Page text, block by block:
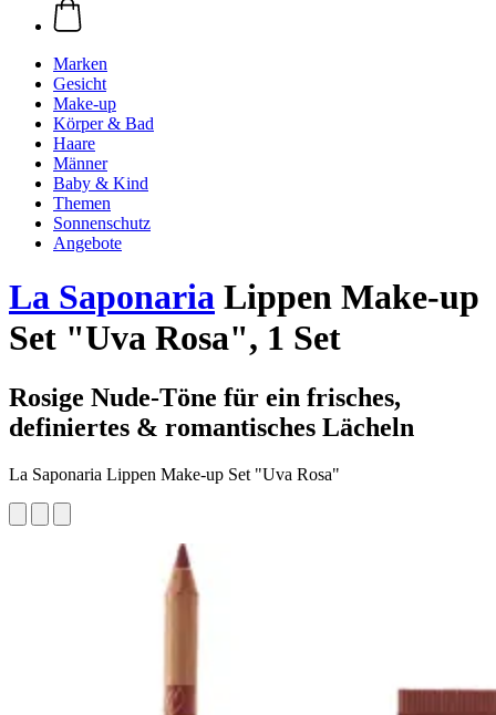
Marken
Gesicht
Make-up
Körper & Bad
Haare
Männer
Baby & Kind
Themen
Sonnenschutz
Angebote
La Saponaria Lippen Make-up
Set "Uva Rosa", 1 Set
Rosige Nude-Töne für ein frisches,
definiertes & romantisches Lächeln
La Saponaria Lippen Make-up Set "Uva Rosa"